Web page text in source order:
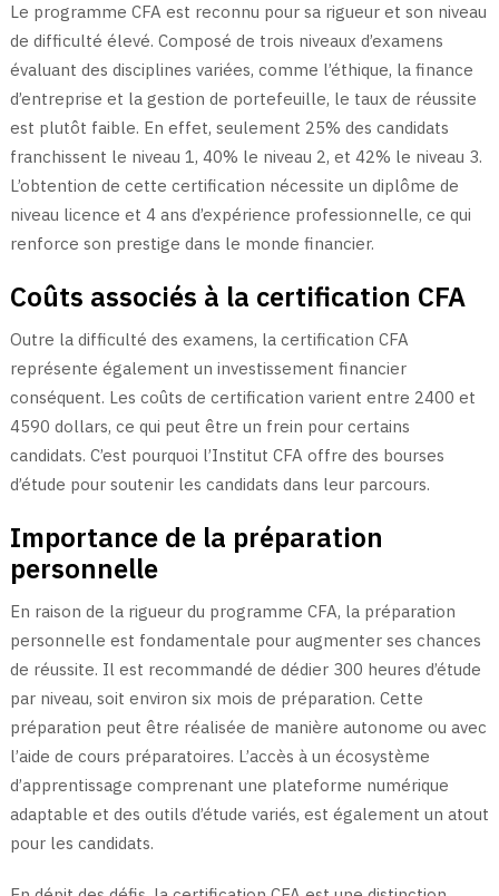
Le programme CFA est reconnu pour sa rigueur et son niveau
de difficulté élevé. Composé de trois niveaux d’examens
évaluant des disciplines variées, comme l’éthique, la finance
d’entreprise et la gestion de portefeuille, le taux de réussite
est plutôt faible. En effet, seulement 25% des candidats
franchissent le niveau 1, 40% le niveau 2, et 42% le niveau 3.
L’obtention de cette certification nécessite un diplôme de
niveau licence et 4 ans d’expérience professionnelle, ce qui
renforce son prestige dans le monde financier.
Coûts associés à la certification CFA
Outre la difficulté des examens, la certification CFA
représente également un investissement financier
conséquent. Les coûts de certification varient entre 2400 et
4590 dollars, ce qui peut être un frein pour certains
candidats. C’est pourquoi l’Institut CFA offre des bourses
d’étude pour soutenir les candidats dans leur parcours.
Importance de la préparation
personnelle
En raison de la rigueur du programme CFA, la préparation
personnelle est fondamentale pour augmenter ses chances
de réussite. Il est recommandé de dédier 300 heures d’étude
par niveau, soit environ six mois de préparation. Cette
préparation peut être réalisée de manière autonome ou avec
l’aide de cours préparatoires. L’accès à un écosystème
d’apprentissage comprenant une plateforme numérique
adaptable et des outils d’étude variés, est également un atout
pour les candidats.